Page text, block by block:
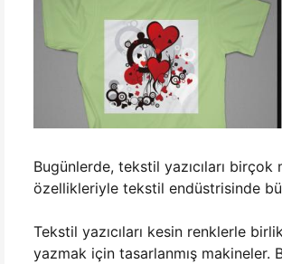
Bugünlerde, tekstil yazıcıları
özellikleriyle tekstil endüstrisinde
Tekstil yazıcıları kesin renklerle
yazmak için tasarlanmış makineler.